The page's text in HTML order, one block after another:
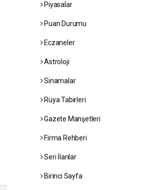
Piyasalar
Puan Durumu
Eczaneler
Astroloji
Sinamalar
Rüya Tabirleri
Gazete Manşetleri
Firma Rehberi
Seri İlanlar
Birinci Sayfa